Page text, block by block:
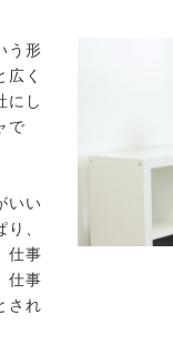
う形
く
にし
で
いい
、
仕事
仕事
され